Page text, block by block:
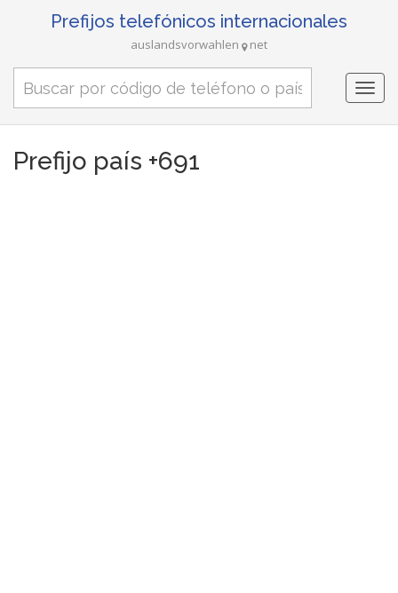
Prefijos telefónicos internacionales
auslandsvorwahlen net
Prefijo país +691